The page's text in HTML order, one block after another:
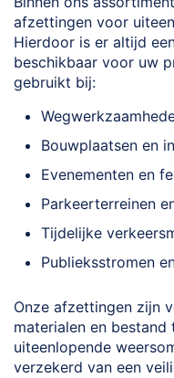
afzettingen voor
Hierdoor is er altijd
beschikbaar voor uw
gebruikt bij:
Bouwplaatsen en
Evenementen en
Parkeerterreinen
Tijdelijke
Publieksstromen
Onze afzettingen zijn
materialen en
uiteenlopende
verzekerd van een